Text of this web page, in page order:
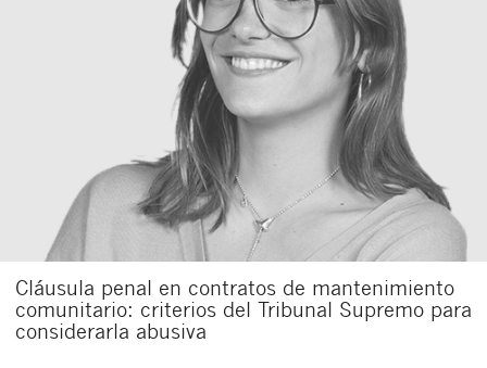
Cláusula penal en contratos de mantenimiento
comunitario: criterios del Tribunal Supremo para
considerarla abusiva